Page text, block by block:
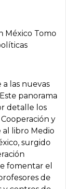
México Tomo
las nuevas
panorama
detalle los
y
al libro Medio
surgido
fomentar el
de